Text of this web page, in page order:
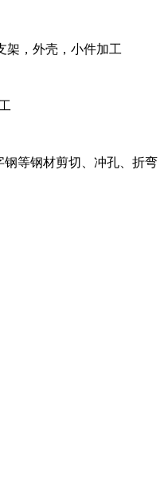
架，外壳，小件加工
钢等钢材剪切、冲孔、折弯